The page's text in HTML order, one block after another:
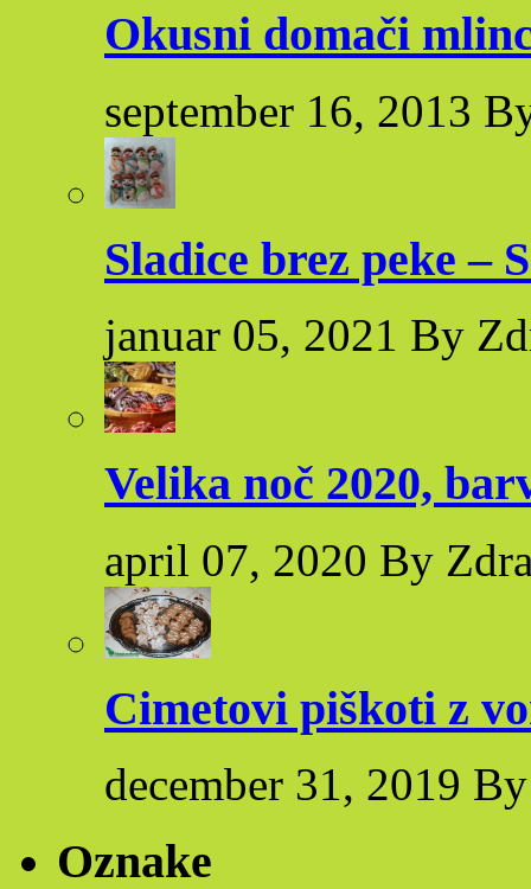
Okusni domači
september 16, 2013
Sladice brez peke –
januar 05, 2021 By
Velika noč 2020,
april 07, 2020 By
Cimetovi piškoti z
december 31, 2019
Oznake